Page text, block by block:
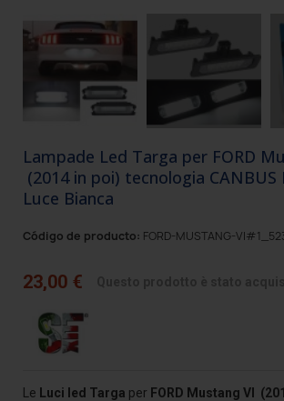
Lampade Led Targa per FORD
(2014 in poi) tecnologia CANBUS
Luce Bianca
Código de producto: FORD-MUSTANG-
23,00 €
Le Luci led Targa per FORD Mustang VI